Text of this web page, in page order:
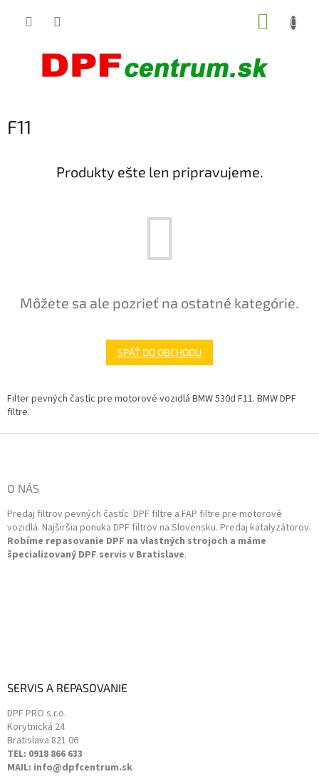
F11
Produkty ešte len pripravujeme.
Môžete sa ale pozrieť na ostatné kategórie.
SPÄŤ DO OBCHODU
Filter pevných častíc pre motorové vozidlá BMW 530d F11. BMW DPF
filtre.
O NÁS
Predaj filtrov pevných častíc. DPF filtre a FAP filtre pre motorové
vozidlá. Najširšia ponuka DPF filtrov na Slovensku. Predaj katalyzátorov.
Robíme repasovanie DPF na vlastných strojoch a máme
špecializovaný DPF servis v Bratislave.
SERVIS A REPASOVANIE
DPF PRO s.r.o.
Korytnická 24
Bratislava 821 06
TEL: 0918 866 633
MAIL: info@dpfcentrum.sk